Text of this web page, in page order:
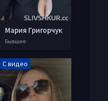
Мария Григорчук
Бывшие
С видео